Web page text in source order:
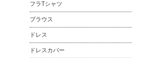
フラTシャツ
ブラウス
ドレス
ドレスカバー